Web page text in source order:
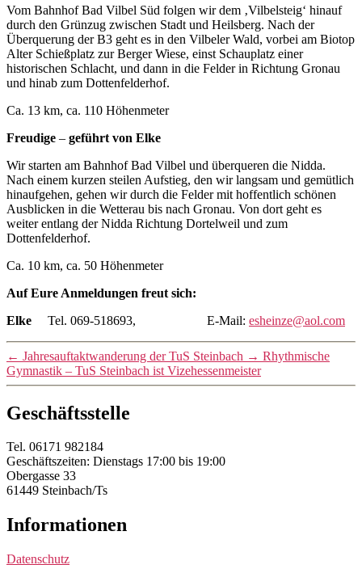
Vom Bahnhof Bad Vilbel Süd folgen wir dem ‚Vilbelsteig‘ hinauf
durch den Grünzug zwischen Stadt und Heilsberg. Nach der
Überquerung der B3 geht es in den Vilbeler Wald, vorbei am Biotop
Alter Schießplatz zur Berger Wiese, einst Schauplatz einer
historischen Schlacht, und dann in die Felder in Richtung Gronau
und hinab zum Dottenfelderhof.
Ca. 13 km, ca. 110 Höhenmeter
Freudige – geführt von Elke
Wir starten am Bahnhof Bad Vilbel und überqueren die Nidda.
Nach einem kurzen steilen Aufstieg, den wir langsam und gemütlich
hinaufgehen, gehen wir durch die Felder mit hoffentlich schönen
Ausblicken in die Wetterau bis nach Gronau. Von dort geht es
weiter entlang der Nidda Richtung Dortelweil und zum
Dottenfelderhof.
Ca. 10 km, ca. 50 Höhenmeter
Auf Eure Anmeldungen freut sich:
Elke Tel. 069-518693, E-Mail: esheinze@aol.com
← Jahresauftaktwanderung der TuS Steinbach → Rhythmische
Gymnastik – TuS Steinbach ist Vizehessenmeister
Geschäftsstelle
Tel. 06171 982184
Geschäftszeiten: Dienstags 17:00 bis 19:00
Obergasse 33
61449 Steinbach/Ts
Informationen
Datenschutz